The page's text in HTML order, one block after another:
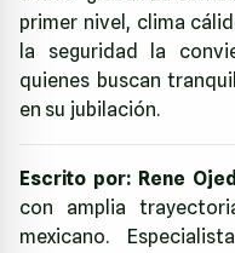
primer nivel, clima
la seguridad la
quienes buscan
en su jubilación.
Escrito por: Rene
con amplia
mexicano.